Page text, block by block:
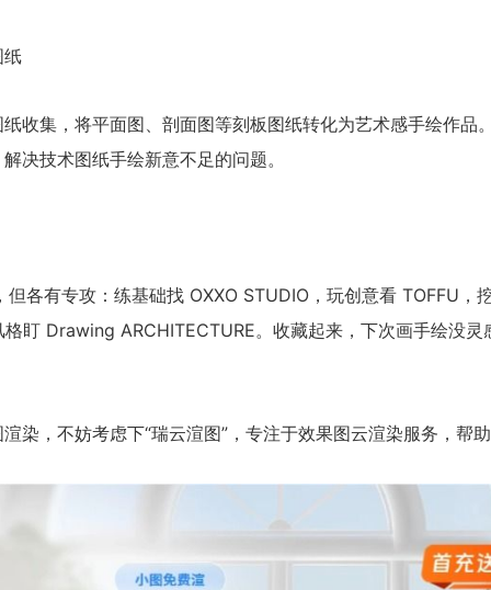
纸
收集，将平面图、剖面图等刻板图纸转化为艺术感手绘作品
决技术图纸手绘新意不足的问题。
各有专攻：练基础找 OXXO STUDIO，玩创意看 TOFFU，
盯 Drawing ARCHITECTURE。收藏起来，下次画手绘没灵
染，不妨考虑下“瑞云渲图”，专注于效果图云渲染服务，帮